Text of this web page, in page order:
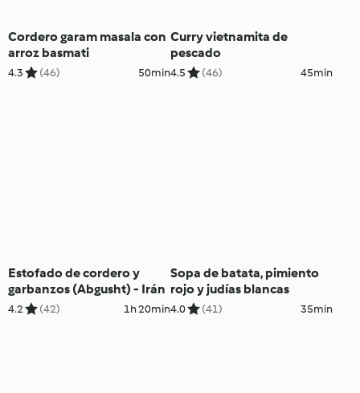
Cordero garam masala con
arroz basmati
4.3 (46) 50min
Curry vietnamita de
pescado
4.5 (46) 45min
Estofado de cordero y
garbanzos (Abgusht) - Irán
4.2 (42) 1h 20min
Sopa de batata, pimiento
rojo y judías blancas
4.0 (41) 35min